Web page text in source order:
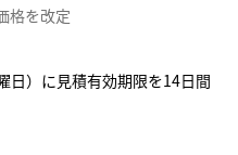
格を改定
日）に見積有効期限を14日間